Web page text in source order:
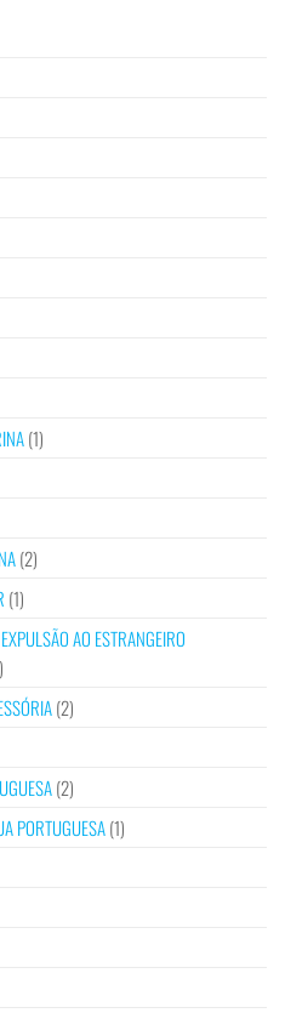
(1)
(2)
(1)
AO ESTRANGEIRO
(2)
(2)
PORTUGUESA(1)